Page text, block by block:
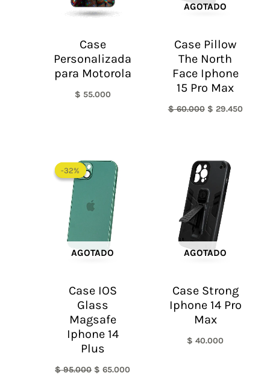
Case
Personalizada
para Motorola
$ 55.000
AGOTADO
Case Pillow
The North
Face Iphone
15 Pro Max
$60.000 $ 29.450
-32%
AGOTADO
-32%
Case IOS
Glass
Magsafe
Iphone 14
Plus
$95.000
precio
original
$ 95.000.
$ 65.000
AGOTADO
Case Strong
Iphone 14 Pro
Max
$ 40.000